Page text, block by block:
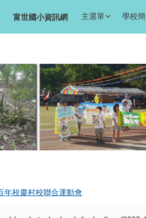
富世國小資訊網 主選單 學校
年校慶村校聯合運動會